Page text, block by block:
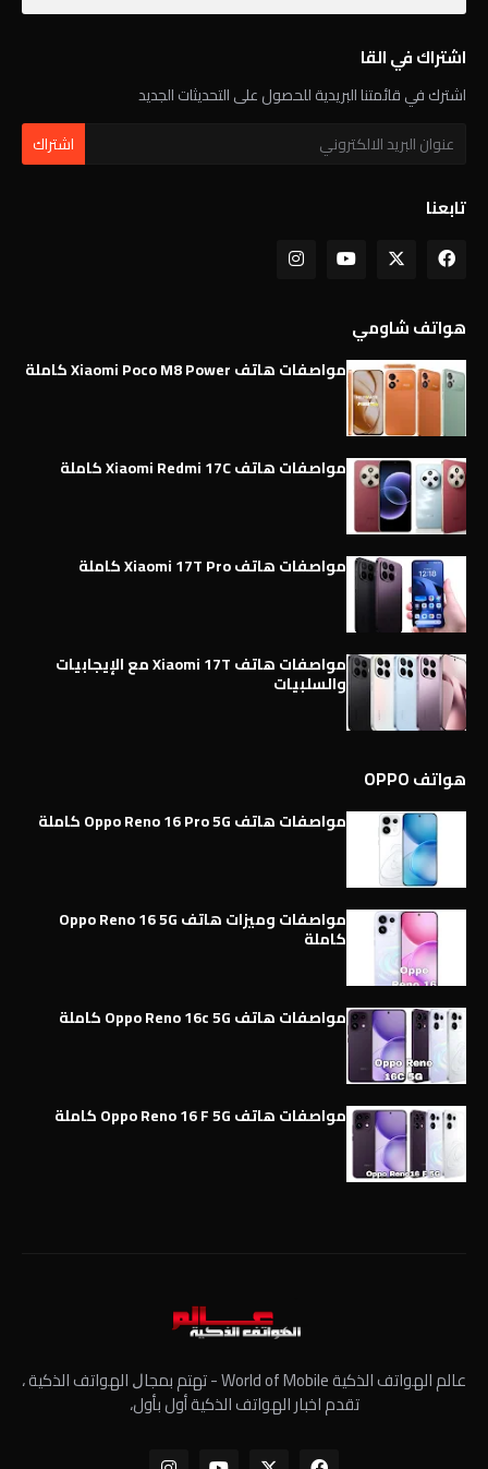
اشتراك في القا
اشترك في قائمتنا البريدية للحصول على التحديثات الجديد
تابعنا
هواتف شاومي
مواصفات هاتف Xiaomi Poco M8 Power كاملة
مواصفات هاتف Xiaomi Redmi 17C كاملة
مواصفات هاتف Xiaomi 17T Pro كاملة
مواصفات هاتف Xiaomi 17T مع الإيجابيات
والسلبيات
هواتف OPPO
مواصفات هاتف Oppo Reno 16 Pro 5G كاملة
مواصفات وميزات هاتف Oppo Reno 16 5G
كاملة
مواصفات هاتف Oppo Reno 16c 5G كاملة
مواصفات هاتف Oppo Reno 16 F 5G كاملة
عالم الهواتف الذكية World of Mobile - ﺗﻬﺘﻢ ﺑﻤﺠﺎﻝ الهواتف الذكية ،
تقدم اخبار الهواتف الذكية أول بأول،